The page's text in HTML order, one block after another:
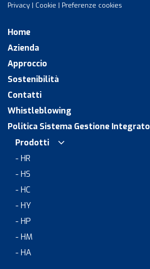
Privacy | Cookie | Preferenze cookies
Home
Azienda
Approccio
Sostenibilità
Contatti
Whistleblowing
Politica Sistema Gestione Integrato
Prodotti
- HR
- HS
- HC
- HY
- HP
- HM
- HA